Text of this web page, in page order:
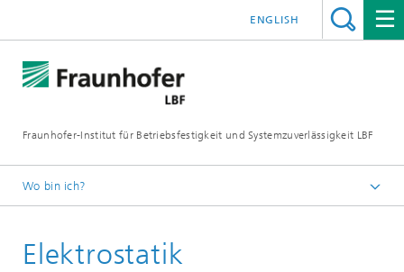
Fraunhofer-Institut für Betriebsfestigkeit und Systemzuverlässigkeit LBF
ENGLISH
Wo bin ich?
Über uns
Elektrostatik